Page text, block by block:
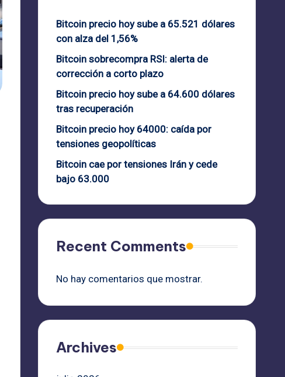
Bitcoin precio hoy sube a 65.521 dólares
con alza del 1,56%
Bitcoin sobrecompra RSI: alerta de
corrección a corto plazo
Bitcoin precio hoy sube a 64.600 dólares
tras recuperación
Bitcoin precio hoy 64000: caída por
tensiones geopolíticas
Bitcoin cae por tensiones Irán y cede
bajo 63.000
Recent Comments
No hay comentarios que mostrar.
Archives